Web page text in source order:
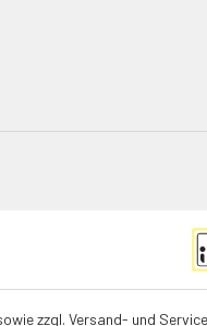
zzgl. Versand- und